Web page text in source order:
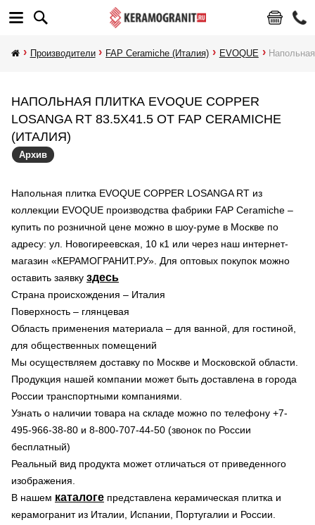
Производители FAP Ceramiche (Италия) EVOQUE
НАПОЛЬНАЯ ПЛИТКА EVOQUE COPPER
LOSANGA RT 83.5X41.5 ОТ FAP CERAMICHE
(ИТАЛИЯ)
Архив
Напольная плитка EVOQUE COPPER LOSANGA RT из
коллекции EVOQUE производства фабрики FAP Ceramiche –
купить по розничной цене можно в шоу-руме в Москве по
адресу: ул. Новогиреевская, 10 к1 или через наш интернет-
магазин «КЕРАМОГРАНИТ.РУ». Для оптовых покупок можно
оставить заявку здесь
Страна происхождения – Италия
Поверхность – глянцевая
Область применения материала – для ванной, для гостиной,
для общественных помещений
Мы осуществляем доставку по Москве и Московской области.
Продукция нашей компании может быть доставлена в города
России транспортными компаниями.
Узнать о наличии товара на складе можно по телефону +7-
495-966-38-80 и 8-800-707-44-50 (звонок по России
бесплатный)
Реальный вид продукта может отличаться от приведенного
изображения.
В нашем каталоге представлена керамическая плитка и
керамогранит из Италии, Испании, Португалии и России.